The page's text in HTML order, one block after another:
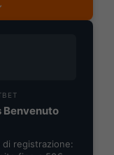
Benvenuto
di registrazione: